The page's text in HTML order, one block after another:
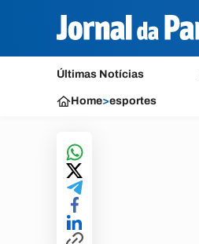
Últimas Notícias
Home>esportes